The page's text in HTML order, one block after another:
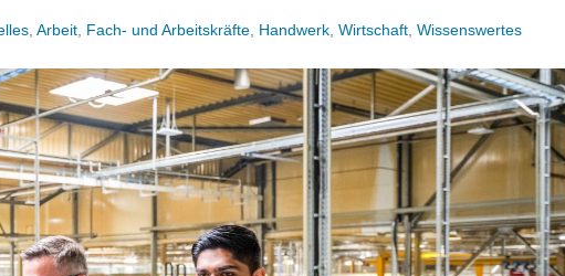
Arbeit Fach- und Arbeitskräfte Handwerk Wirtschaft Wissenswertes